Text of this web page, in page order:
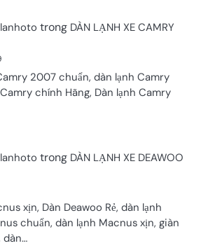
trong DÀN LẠNH XE CAMRY
2007 chuẩn, dàn lạnh Camry
chính Hãng, Dàn lạnh Camry
trong DÀN LẠNH XE DEAWOO
xịn, Dàn Deawoo Rẻ, dàn lạnh
chuẩn, dàn lạnh Macnus xịn, giàn
dàn…